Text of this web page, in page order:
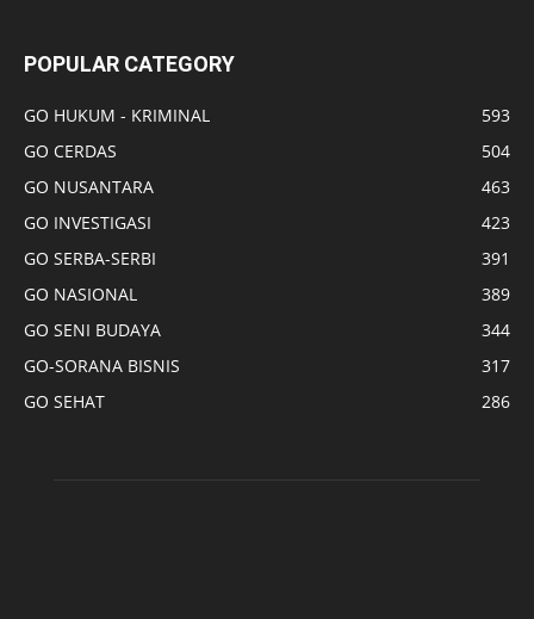
POPULAR CATEGORY
GO HUKUM - KRIMINAL
593
GO CERDAS
504
GO NUSANTARA
463
GO INVESTIGASI
423
GO SERBA-SERBI
391
GO NASIONAL
389
GO SENI BUDAYA
344
GO-SORANA BISNIS
317
GO SEHAT
286